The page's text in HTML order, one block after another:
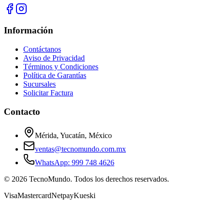
Información
Contáctanos
Aviso de Privacidad
Términos y Condiciones
Política de Garantías
Sucursales
Solicitar Factura
Contacto
Mérida, Yucatán, México
ventas@tecnomundo.com.mx
WhatsApp: 999 748 4626
© 2026 TecnoMundo. Todos los derechos reservados.
VisaMastercardNetpayKueski